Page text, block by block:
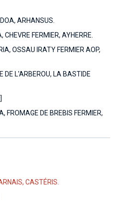
ARHANSUS.
FERMIER, AYHERRE.
OSSAU IRATY FERMIER AOP,
DE L'ARBEROU, LA BASTIDE
FROMAGE DE BREBIS FERMIER,
CASTÉRIS.